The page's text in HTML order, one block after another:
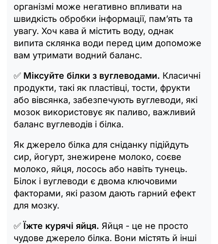
організмі може негативно впливати на
швидкість обробки інформації, пам’ять та
увагу. Хоч кава й містить воду, однак
випита склянка води перед цим допоможе
вам утримати водний баланс.
✅ Міксуйте білки з вуглеводами. Класичні
продукти, такі як пластівці, тости, фрукти
або вівсянка, забезпечують вуглеводи, які
мозок використовує як паливо, важливий
баланс вуглеводів і білка.
Як джерело білка для сніданку підійдуть
сир, йогурт, знежирене молоко, соєве
молоко, яйця, лосось або навіть тунець.
Білок і вуглеводи є двома ключовими
факторами, які разом дають гарний ефект
для мозку.
✅Їжте курячі яйця. Яйця - це не просто
чудове джерело білка. Вони містять й інші